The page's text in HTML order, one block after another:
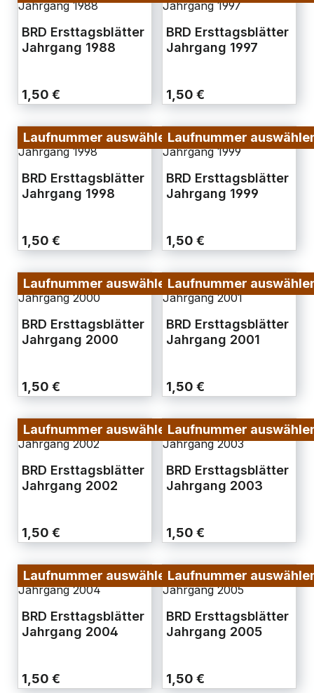
BRD Ersttagsblätter
Jahrgang 1988
1,50 €
BRD Ersttagsblätter
Jahrgang 1997
1,50 €
Laufnummer auswählen
BRD Ersttagsblätter
Jahrgang 1998
1,50 €
Laufnummer
BRD Ersttagsblätter
Jahrgang 1999
1,50 €
Laufnummer auswählen
BRD Ersttagsblätter
Jahrgang 2000
1,50 €
Laufnummer
BRD Ersttagsblätter
Jahrgang 2001
1,50 €
Laufnummer auswählen
BRD Ersttagsblätter
Jahrgang 2002
1,50 €
Laufnummer
BRD Ersttagsblätter
Jahrgang 2003
1,50 €
Laufnummer auswählen
BRD Ersttagsblätter
Jahrgang 2004
1,50 €
Laufnummer
BRD Ersttagsblätter
Jahrgang 2005
1,50 €